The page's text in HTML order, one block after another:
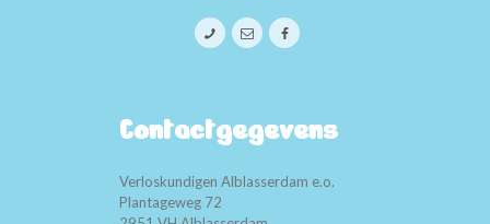
Contactgegevens
Verloskundigen Alblasserdam e.o.
Plantageweg 72